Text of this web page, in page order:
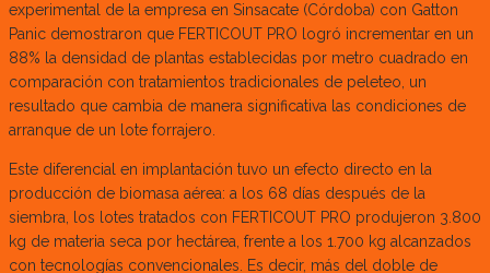
experimental de la empresa en Sinsacate (Córdoba) con Gatton
Panic demostraron que FERTICOUT PRO logró incrementar en un
88% la densidad de plantas establecidas por metro cuadrado en
comparación con tratamientos tradicionales de peleteo, un
resultado que cambia de manera significativa las condiciones de
arranque de un lote forrajero.
Este diferencial en implantación tuvo un efecto directo en la
producción de biomasa aérea: a los 68 días después de la
siembra, los lotes tratados con FERTICOUT PRO produjeron 3.800
kg de materia seca por hectárea, frente a los 1.700 kg alcanzados
con tecnologías convencionales. Es decir, más del doble de